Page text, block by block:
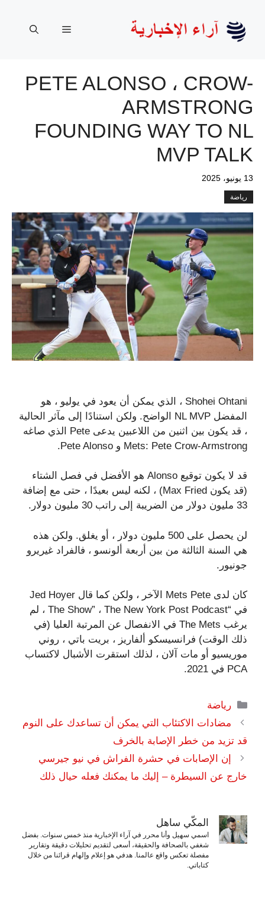
المحتوى
القائمة
PETE ALONSO ، CROW-
ARMSTRONG
FOUNDING WAY TO NL
MVP TALK
13 يونيو، 2025
رياضة
Shohei Ohtani ، الذي يمكن أن يعود في يوليو ، هو
المفضل NL MVP الواضح. ولكن استنادًا إلى مآثر الحالية
، قد يكون بين اثنين من اللاعبين يدعى Pete الذي صاغه
Mets: Pete Crow-Armstrong و Pete Alonso.
قد لا يكون توقيع Alonso هو الأفضل في فصل الشتاء
(قد يكون Max Fried) ، لكنه ليس بعيدًا ، حتى مع إضافة
33 مليون دولار من الضريبة إلى راتب 30 مليون دولار.
لن يحصل على 500 مليون دولار ، أو يغلق. ولكن هذه
هي السنة الثالثة من بين أربعة ألونسو ، فالفراد غيريرو
جونيور.
كان لدى Mets Pete الآخر ، ولكن كما قال Jed Hoyer
في “The Show” ، The New York Post Podcast ، لم
يرغب The Mets في الانفصال عن المرتبة العليا (في
ذلك الوقت) فرانسيسكو ألفاريز ، بريت باتي ، روني
موريسيو أو مات آلان ، لذلك استقرت الأشبال لاكتساب
PCA في 2021.
التصنيفات
رياضة
مضادات الاكتئاب التي يمكن أن تساعدك على النوم
قد تزيد من خطر الإصابة بالخرف
إن الإصابات في حشرة الفراش في نيو جيرسي
خارج عن السيطرة – إليك ما يمكنك فعله حيال ذلك
المكّي ساهل
اسمي سهيل وأنا محرر في آراء الإخبارية منذ خمس سنوات. بفضل
شغفي بالصحافة والحقيقة، أسعى لتقديم تحليلات دقيقة وتقارير
مفصلة تعكس واقع عالمنا. هدفي هو إعلام وإلهام قرائنا من خلال
كتاباتي.